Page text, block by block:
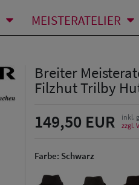
MEISTERATELIER
Breiter
Filzhut Trilby
149,50 EUR
inkl.
zzgl.
Farbe: Schwarz